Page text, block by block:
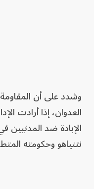
وشدد على أن
العدوان، إذا أرادت
الإبادة ضد
نتنياهو وحكومته